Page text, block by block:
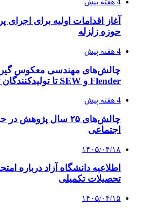
4 هفته پیش
آغاز اقدامات اولیه برای اجرای
حوزه زلزله
4 هفته پیش
چالش‌های مهندسی معکوس
Flender و SEW تا تولیدکنندگان تخصصی ایرانی
4 هفته پیش
چالش‌های ۲۵ سال پژوهش
اجتماعی
۱۴۰۵/۰۴/۱۸
اطلاعیه دانشگاه آزاد درباره
تحصیلات تکمیلی
۱۴۰۵/۰۴/۱۵